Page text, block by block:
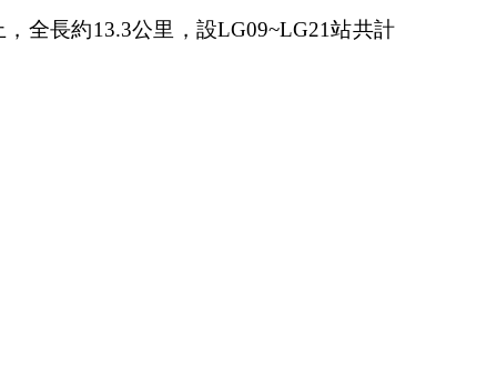
全長約13.3公里，設LG09~LG21站共計